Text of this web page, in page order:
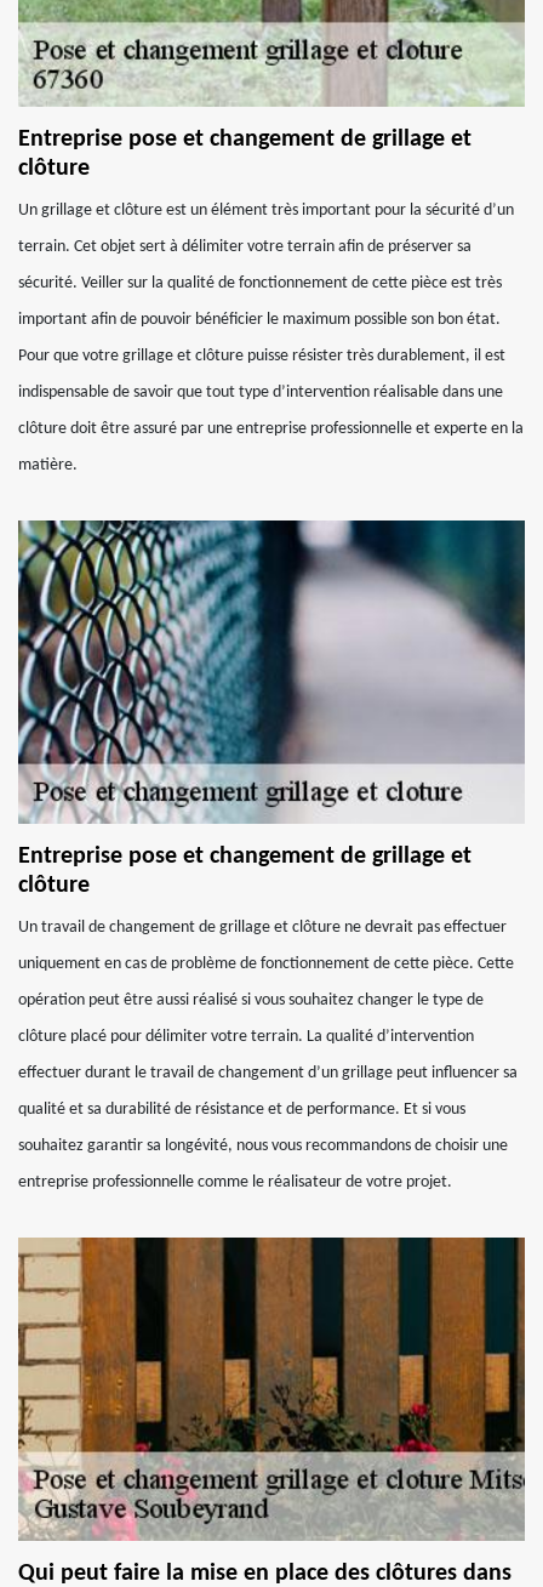
Entreprise pose et changement de grillage et
clôture
Un grillage et clôture est un élément très important pour la sécurité d’un
terrain. Cet objet sert à délimiter votre terrain afin de préserver sa
sécurité. Veiller sur la qualité de fonctionnement de cette pièce est très
important afin de pouvoir bénéficier le maximum possible son bon état.
Pour que votre grillage et clôture puisse résister très durablement, il est
indispensable de savoir que tout type d’intervention réalisable dans une
clôture doit être assuré par une entreprise professionnelle et experte en la
matière.
Entreprise pose et changement de grillage et
clôture
Un travail de changement de grillage et clôture ne devrait pas effectuer
uniquement en cas de problème de fonctionnement de cette pièce. Cette
opération peut être aussi réalisé si vous souhaitez changer le type de
clôture placé pour délimiter votre terrain. La qualité d’intervention
effectuer durant le travail de changement d’un grillage peut influencer sa
qualité et sa durabilité de résistance et de performance. Et si vous
souhaitez garantir sa longévité, nous vous recommandons de choisir une
entreprise professionnelle comme le réalisateur de votre projet.
Qui peut faire la mise en place des clôtures dans